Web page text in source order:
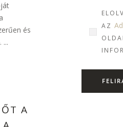
és
A
AZ